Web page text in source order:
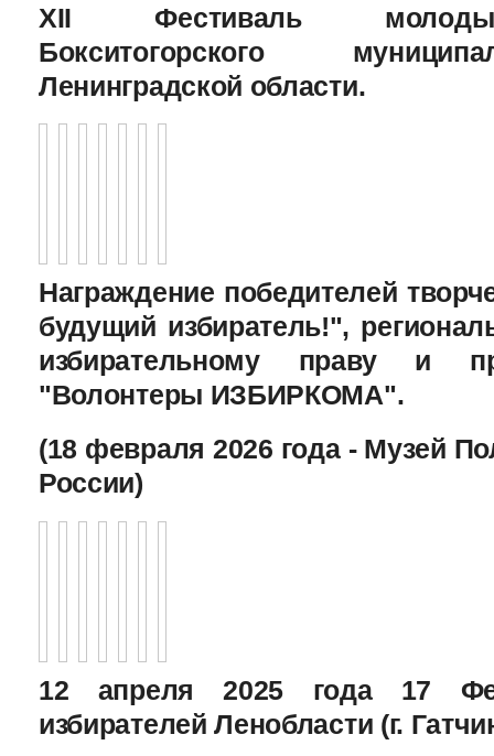
XII Фестиваль
Бокситогорского
Ленинградской области.
Награждение победителей
будущий избиратель!",
избирательному праву и
"Волонтеры ИЗБИРКОМА".
(18 февраля 2026 года - Музей
России)
12 апреля 2025 года 17
избирателей Ленобласти (г.